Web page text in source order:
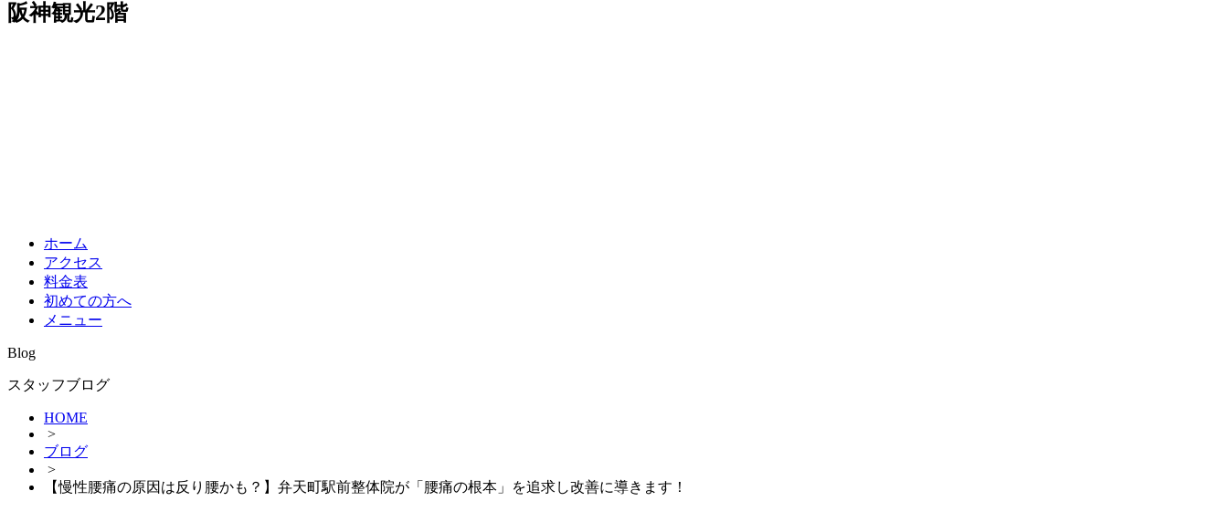
阪神観光2階
ホーム
アクセス
料金表
初めての方へ
メニュー
Blog
スタッフブログ
HOME
>
ブログ
>
【慢性腰痛の原因は反り腰かも？】弁天町駅前整体院が「腰痛の根本」を追求し改善に導きます！